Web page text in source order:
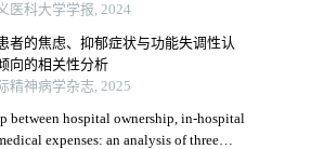
医科大学学报, 2024
者的焦虑、抑郁症状与功能失调性认
向的相关性分析
精神病学杂志, 2025
between hospital ownership, in-hospital
expenses: an analysis of three